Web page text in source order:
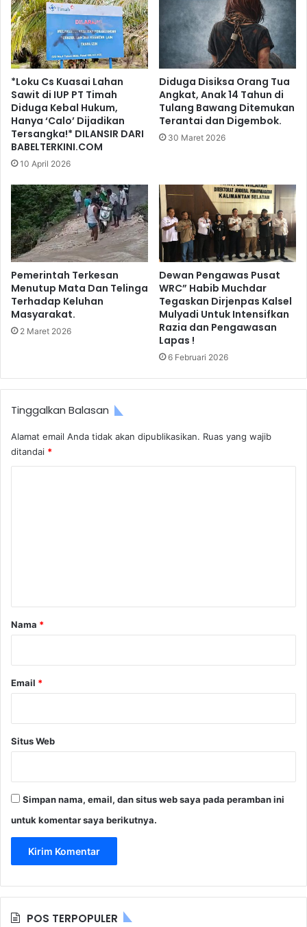
*Loku Cs Kuasai Lahan
Sawit di IUP PT Timah
Diduga Kebal Hukum,
Hanya ‘Calo’ Dijadikan
Tersangka!* DILANSIR DARI
BABELTERKINI.COM
10 April 2026
Diduga Disiksa Orang Tua
Angkat, Anak 14 Tahun di
Tulang Bawang Ditemukan
Terantai dan Digembok.
30 Maret 2026
Pemerintah Terkesan
Menutup Mata Dan Telinga
Terhadap Keluhan
Masyarakat.
2 Maret 2026
Dewan Pengawas Pusat
WRC” Habib Muchdar
Tegaskan Dirjenpas Kalsel
Mulyadi Untuk Intensifkan
Razia dan Pengawasan
Lapas !
6 Februari 2026
Tinggalkan Balasan
Alamat email Anda tidak akan dipublikasikan. Ruas yang wajib
ditandai *
rNama *
Email *
Situs Web
Simpan nama, email, dan situs web saya pada peramban ini
untuk komentar saya berikutnya.
POS TERPOPULER